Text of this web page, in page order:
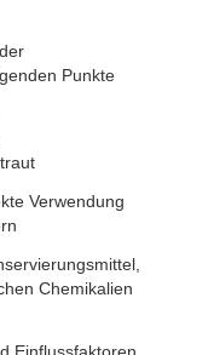
Punkte
Verwendung
Chemikalien
Einflussfaktoren